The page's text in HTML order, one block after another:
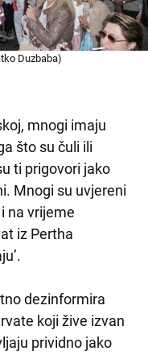
Duzbaba)
mnogi imaju
što su čuli ili
ti prigovori jako
Mnogi su uvjereni
na vrijeme
iz Pertha
dezinformira
koji žive izvan
prividno jako